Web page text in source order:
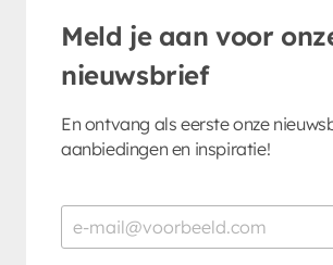
Meld je aan voor
nieuwsbrief
En ontvang als eerste onze
aanbiedingen en inspiratie!